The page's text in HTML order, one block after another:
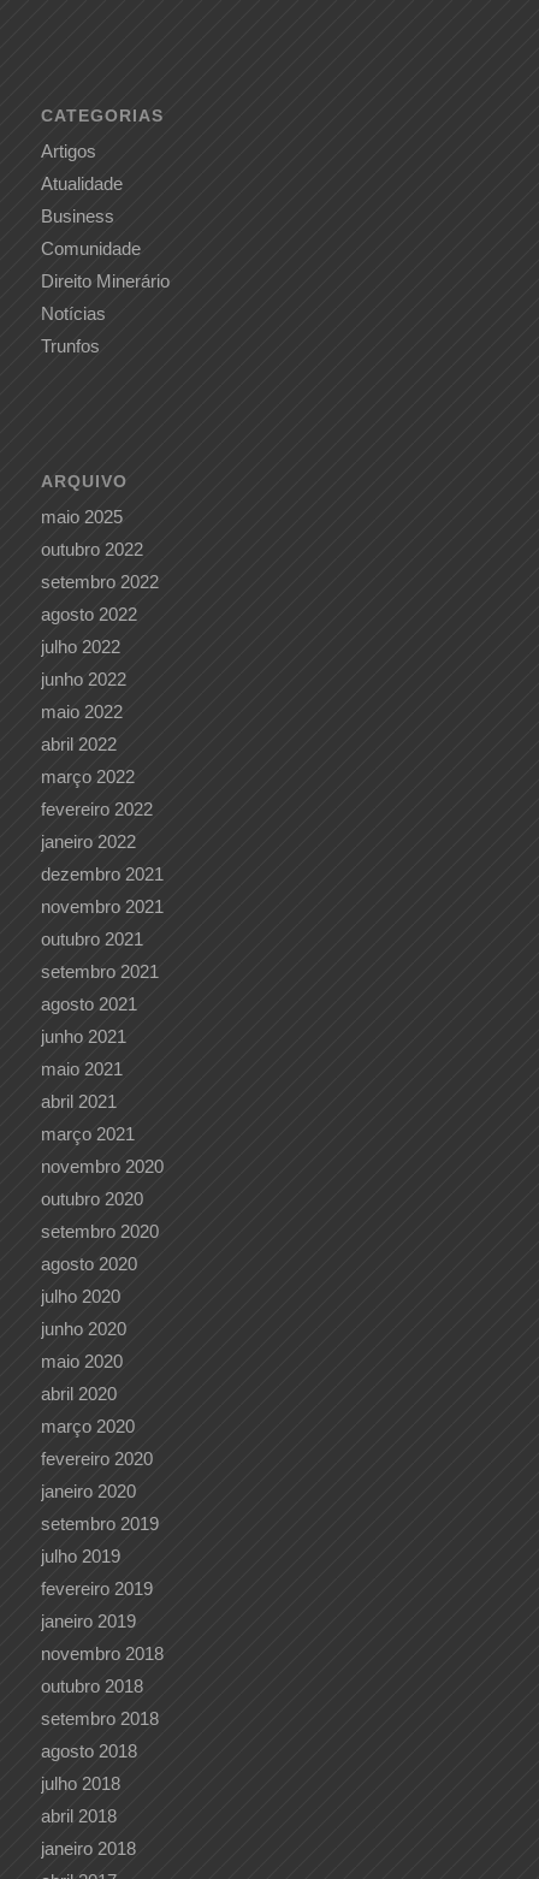
CATEGORIAS
Artigos
Atualidade
Business
Comunidade
Direito Minerário
Notícias
Trunfos
ARQUIVO
maio 2025
outubro 2022
setembro 2022
agosto 2022
julho 2022
junho 2022
maio 2022
abril 2022
março 2022
fevereiro 2022
janeiro 2022
dezembro 2021
novembro 2021
outubro 2021
setembro 2021
agosto 2021
junho 2021
maio 2021
abril 2021
março 2021
novembro 2020
outubro 2020
setembro 2020
agosto 2020
julho 2020
junho 2020
maio 2020
abril 2020
março 2020
fevereiro 2020
janeiro 2020
setembro 2019
julho 2019
fevereiro 2019
janeiro 2019
novembro 2018
outubro 2018
setembro 2018
agosto 2018
julho 2018
abril 2018
janeiro 2018